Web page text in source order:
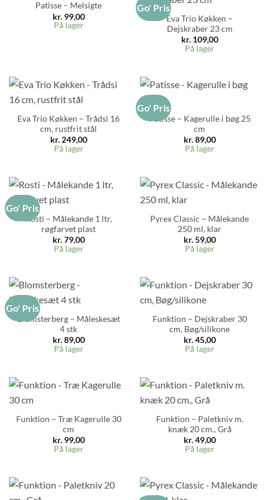
Patisse – Melsigte
kr.99,00
På lager
Go' Pris
Eva Trio Køkken –
Dejskraber 23 cm
kr.109,00
På lager
Eva Trio Køkken – Trådsi 16
cm, rustfrit stål
kr.249,00
På lager
Go' Pris
Patisse – Kagerulle i bøg 25
cm
kr.89,00
På lager
Go' Pris
Rosti – Målekande 1 ltr,
røgfarvet plast
kr.79,00
På lager
Pyrex Classic – Målekande
250 ml, klar
kr.59,00
På lager
Go' Pris
Blomsterberg – Måleskesæt
4 stk
kr.89,00
På lager
Funktion – Dejskraber 30
cm, Bøg/silikone
kr.45,00
På lager
Funktion – Træ Kagerulle 30
cm
kr.99,00
På lager
Funktion – Paletkniv m.
knæk 20 cm., Grå
kr.49,00
På lager